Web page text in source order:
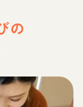
の